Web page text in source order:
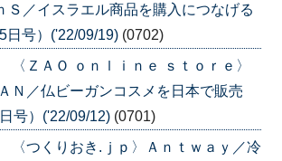
Ｓ／イスラエル商品を購入につなげる
日号）('22/09/19) (0702)
〈ＺＡＯ ｏｎｌｉｎｅ ｓｔｏｒｅ〉
Ｎ／仏ビーガンコスメを日本で販売
号）('22/09/12) (0701)
〈つくりおき.ｊｐ〉Ａｎｔｗａｙ／冷